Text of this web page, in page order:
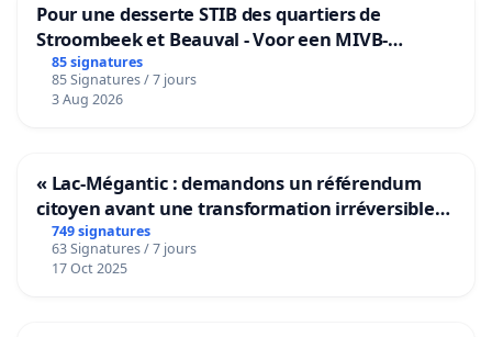
Pour une desserte STIB des quartiers de
Stroombeek et Beauval - Voor een MIVB-
bediening van de wijken Strombeek en Het
Voor
85 signatures
85 Signatures / 7 jours
3 Aug 2026
« Lac-Mégantic : demandons un référendum
citoyen avant une transformation irréversible
de notre territoire »
749 signatures
63 Signatures / 7 jours
17 Oct 2025